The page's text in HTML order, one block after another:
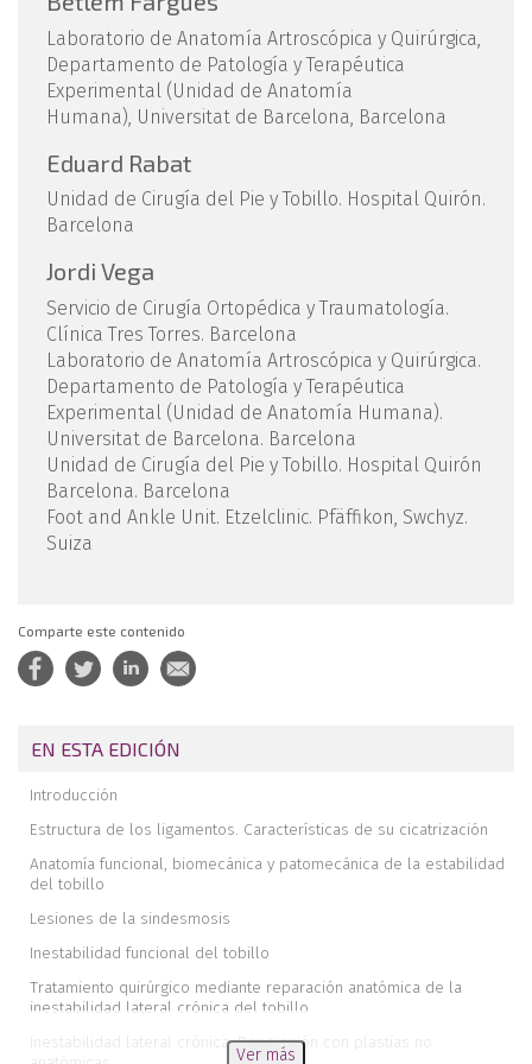
Laboratorio de Anatomía Artroscópica y Quirúrgica,
Departamento de Patología y Terapéutica
Experimental (Unidad de Anatomía
Humana), Universitat de Barcelona, Barcelona
Eduard Rabat
Unidad de Cirugía del Pie y Tobillo. Hospital Quirón.
Barcelona
Jordi Vega
Servicio de Cirugía Ortopédica y Traumatología.
Clínica Tres Torres. Barcelona
Laboratorio de Anatomía Artroscópica y Quirúrgica.
Departamento de Patología y Terapéutica
Experimental (Unidad de Anatomía Humana).
Universitat de Barcelona. Barcelona
Unidad de Cirugía del Pie y Tobillo. Hospital Quirón
Barcelona. Barcelona
Foot and Ankle Unit. Etzelclinic. Pfäffikon, Swchyz.
Suiza
Comparte este contenido
EN ESTA EDICIÓN
Introducción
Estructura de los ligamentos. Características de su cicatrización
Anatomía funcional, biomecánica y patomecánica de la estabilidad
del tobillo
Lesiones de la sindesmosis
Inestabilidad funcional del tobillo
Tratamiento quirúrgico mediante reparación anatómica de la
inestabilidad lateral crónica del tobillo
Inestabilidad lateral crónica. Reparación con plastias no
Ver más